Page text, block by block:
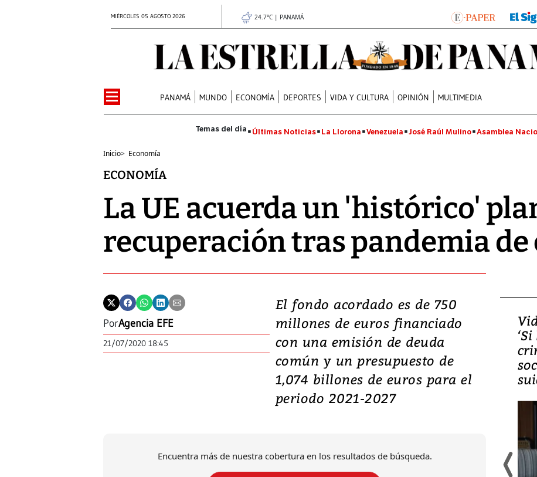
MIÉRCOLES 05 AGOSTO 2026 24.7°C | PANAMÁ
PANAMÁ MUNDO ECONOMÍA DEPORTES VIDA Y CULTURA OPINIÓN MULTIMEDIA
Últimas Noticias La Llorona Venezuela José Raúl Mulino Asamblea
Inicio> Economía
ECONOMÍA
La UE acuerda un 'histórico'
recuperación tras pandemia de
PorAgencia EFE
21/07/2020 18:45
El fondo acordado es de 750
millones de euros financiado
con una emisión de deuda
común y un presupuesto de
1,074 billones de euros para el
periodo 2021-2027
Encuentra más de nuestra cobertura en los resultados de búsqueda.
Video, Japón: Terremoto
deja heridos y graves
daños en Kumamoto